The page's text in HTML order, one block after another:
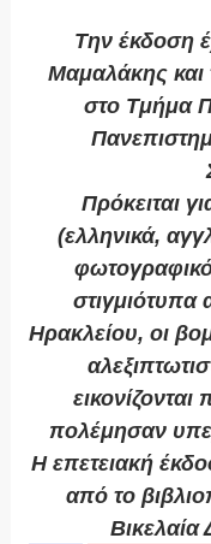
Την έκδοση
Μαμαλάκης και
στο Τμήμα
Πρόκειται
(ελληνικά,
φωτογραφικό
στιγμιότυπα
Ηρακλείου, οι
πολέμησαν
Η επετειακή
από το
Βικελαία